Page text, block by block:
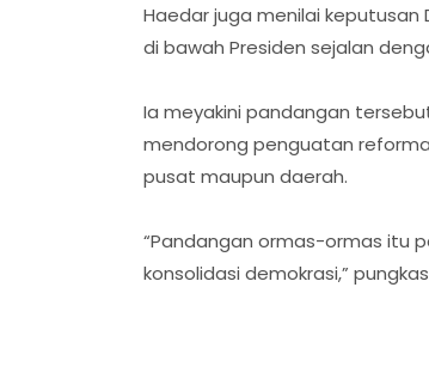
Haedar juga menilai keputusan
di bawah Presiden sejalan
Ia meyakini pandangan
mendorong penguatan
pusat maupun daerah.
“Pandangan ormas-ormas itu
konsolidasi demokrasi,”